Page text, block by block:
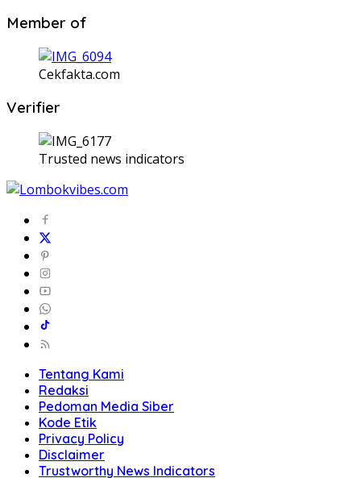
Member of
Cekfakta.com
Verifier
Trusted news indicators
Tentang Kami
Redaksi
Pedoman Media Siber
Kode Etik
Privacy Policy
Disclaimer
Trustworthy News Indicators